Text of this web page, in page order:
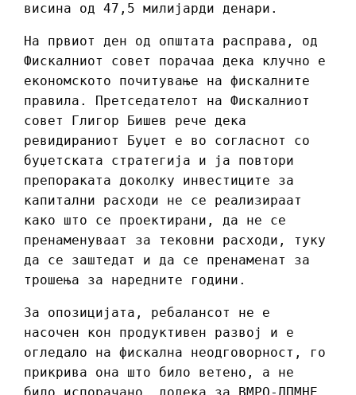
висина од 47,5 милијарди денари.
На првиот ден од општата расправа, од
Фискалниот совет порачаа дека клучно е
економското почитување на фискалните
правила. Претседателот на Фискалниот
совет Глигор Бишев рече дека
ревидираниот Буџет е во согласнот со
буџетската стратегија и ја повтори
препораката доколку инвестиците за
капитални расходи не се реализираат
како што се проектирани, да не се
пренаменуваат за тековни расходи, туку
да се заштедат и да се пренаменат за
трошења за наредните години.
За опозицијата, ребалансот не е
насочен кон продуктивен развој и е
огледало на фискална неодговорност, го
прикрива она што било ветено, а не